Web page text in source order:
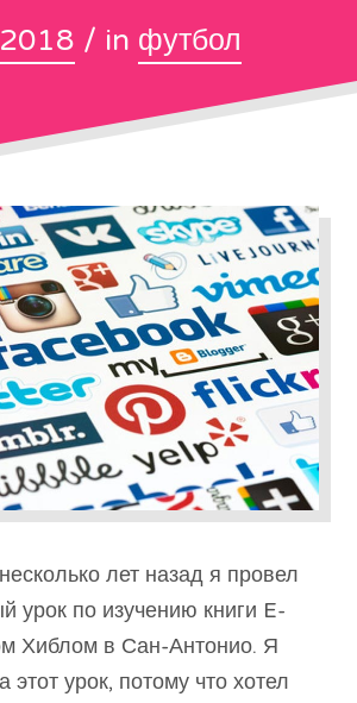
/ in футбол
лет назад я провел
урок по изучению книги E-
Хиблом в Сан-Антонио. Я
этот урок, потому что хотел